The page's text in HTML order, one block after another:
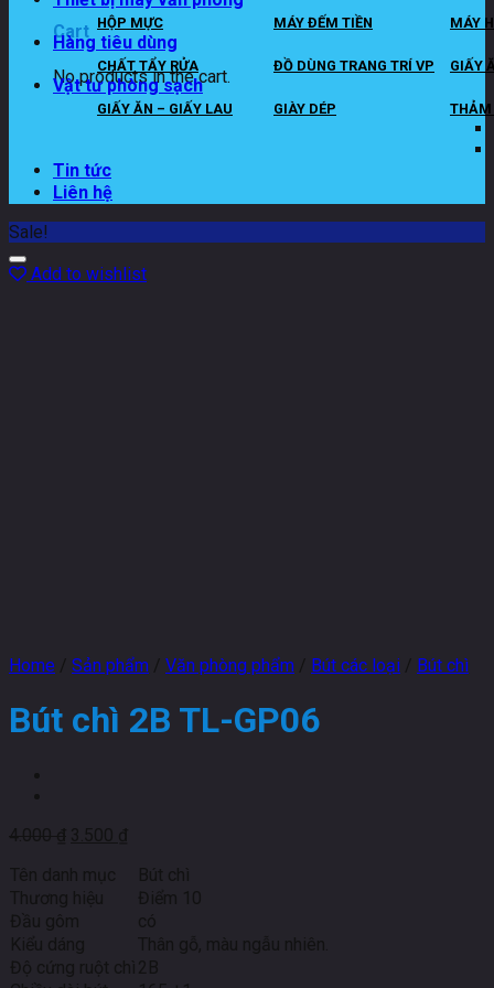
Cart
No products in the cart.
HỘP MỰC MÁY ĐẾM TIỀN MÁY
Hàng tiêu dùng
CHẤT TẨY RỬA ĐỒ DÙNG TRANG TRÍ VP GIẤY
Vật tư phòng sạch
GIẤY ĂN – GIẤY LAU GIÀY DÉP THẢM
Tin tức
Liên hệ
Sale!
Add to wishlist
Home / Sản phẩm / Văn phòng phẩm / Bút các loại / Bút chì
Bút chì 2B TL-GP06
4.000₫ 3.500 ₫
Tên danh mục
Bút chì
Thương hiệu
Điểm 10
Đầu gôm
có
Kiểu dáng
Thân gỗ, màu ngẫu nhiên.
Độ cứng ruột chì 2B